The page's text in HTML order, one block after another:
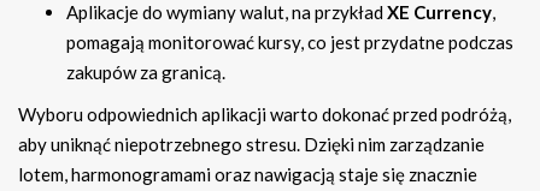
Aplikacje do wymiany walut, na przykładXE Currency,
pomagają monitorować kursy, co jest przydatne podczas
zakupów za granicą.
Wyboru odpowiednich aplikacji warto dokonać przed podróżą,
aby uniknąć niepotrzebnego stresu. Dzięki nim zarządzanie
lotem, harmonogramami oraz nawigacją staje się znacznie